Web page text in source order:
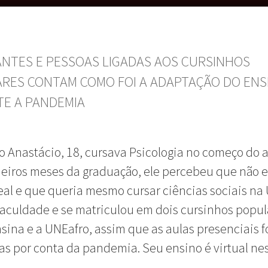
E PESSOAS LIGADAS AOS CURSINHOS
CONTAM COMO FOI A ADAPTAÇÃO DO
A PANDEMIA
Anastácio, 18, cursava Psicologia no começo do
meses da graduação, ele percebeu que não
e que queria mesmo cursar ciências sociais na
e se matriculou em dois cursinhos
e a UNEafro, assim que as aulas presenciais
por conta da pandemia. Seu ensino é virtual